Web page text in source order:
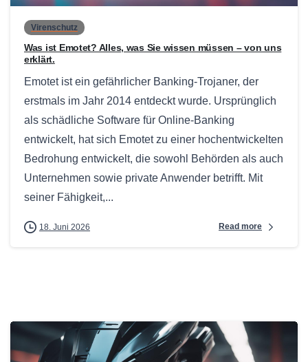
Virenschutz
Was ist Emotet? Alles, was Sie wissen müssen – von uns
erklärt.
Emotet ist ein gefährlicher Banking-Trojaner, der
erstmals im Jahr 2014 entdeckt wurde. Ursprünglich
als schädliche Software für Online-Banking
entwickelt, hat sich Emotet zu einer hochentwickelten
Bedrohung entwickelt, die sowohl Behörden als auch
Unternehmen sowie private Anwender betrifft. Mit
seiner Fähigkeit,...
18. Juni 2026 Read more